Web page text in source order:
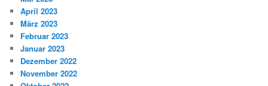
April 2023
März 2023
Februar 2023
Januar 2023
Dezember 2022
November 2022